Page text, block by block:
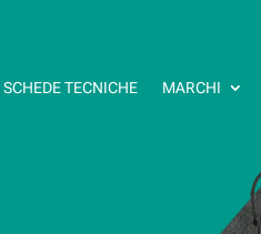
SCHEDE TECNICHE MARCHI